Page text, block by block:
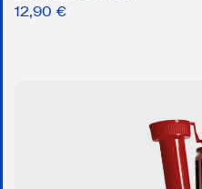
12,90 €